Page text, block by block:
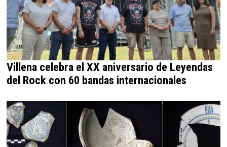
Villena celebra el XX aniversario de Leyendas
del Rock con 60 bandas internacionales